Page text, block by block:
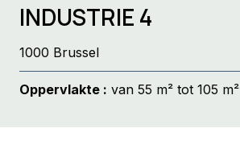
INDUSTRIE 4
1000 Brussel
Oppervlakte : van 55 m² tot 105 m²